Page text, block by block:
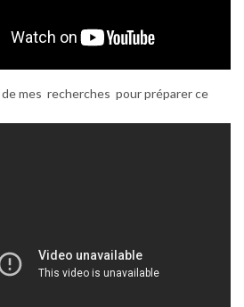
de mes recherches pour préparer ce